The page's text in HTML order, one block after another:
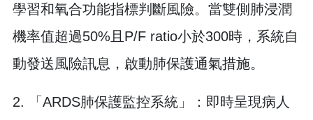
學習和氧合功能指標判斷風險。當雙側肺浸潤
機率值超過50%且P/F ratio小於300時，系統自
動發送風險訊息，啟動肺保護通氣措施。
2. 「ARDS肺保護監控系統」：即時呈現病人